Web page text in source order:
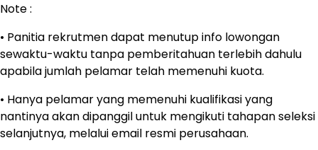
Note :
• Panitia rekrutmen dapat menutup info lowongan
sewaktu-waktu tanpa pemberitahuan terlebih dahulu
apabila jumlah pelamar telah memenuhi kuota.
• Hanya pelamar yang memenuhi kualifikasi yang
nantinya akan dipanggil untuk mengikuti tahapan seleksi
selanjutnya, melalui email resmi perusahaan.